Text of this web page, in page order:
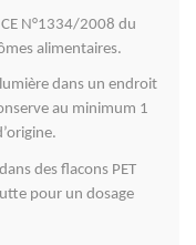
N°1334/2008 du
alimentaires.
dans un endroit
au minimum 1
des flacons PET
pour un dosage